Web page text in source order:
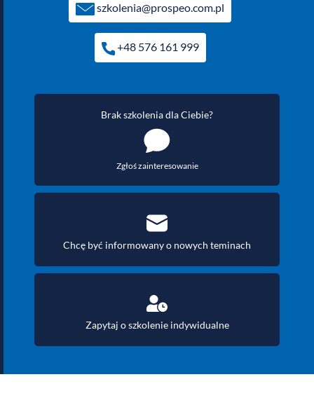
szkolenia@prospeo.com.pl
+48 576 161 999
Brak szkolenia dla Ciebie?
Zgłoś zainteresowanie
Chcę być informowany o nowych teminach
Zapytaj o szkolenie indywidualne